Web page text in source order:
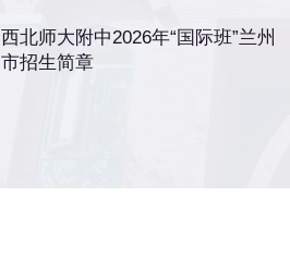
西北师大附中2026年“国际班”兰州
市招生简章